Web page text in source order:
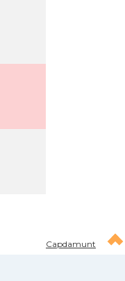
Capdamunt